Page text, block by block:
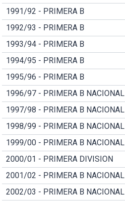
1991/92 - PRIMERA B
1992/93 - PRIMERA B
1993/94 - PRIMERA B
1994/95 - PRIMERA B
1995/96 - PRIMERA B
1996/97 - PRIMERA B NACIONAL
1997/98 - PRIMERA B NACIONAL
1998/99 - PRIMERA B NACIONAL
1999/00 - PRIMERA B NACIONAL
2000/01 - PRIMERA DIVISION
2001/02 - PRIMERA B NACIONAL
2002/03 - PRIMERA B NACIONAL